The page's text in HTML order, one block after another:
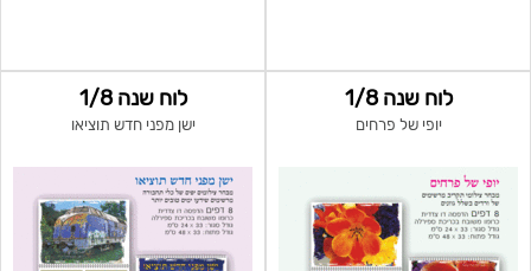
לוח שנה 1/8
יופי של פרחים
לוח שנה 1/8
ישן מפני חדש תוציאו